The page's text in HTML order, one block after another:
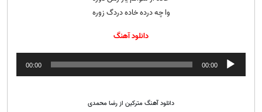
وا چه درده خاده دردگ زوره
دانلود آهنگ
پخش‌کننده
صوت
00:00
00:00
دانلود آهنگ مترکین از رضا محمدی